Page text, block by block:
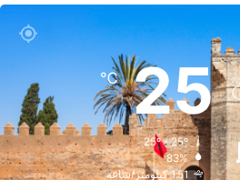
25
℃
25º - 25º
83%
1.51 كيلومتر/ساعة